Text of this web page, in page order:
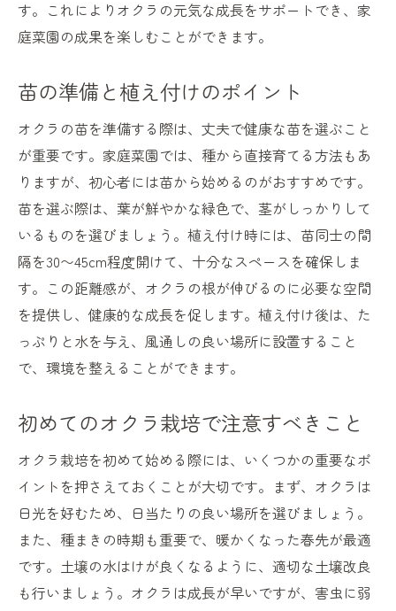
家庭菜園を通じた親子でのオクラ観察体験
オクラの成長観察がもたらす自然との触れ
オクラを家庭菜園で育てるときの注意点とコツ
オクラ栽培中に注意すべき病害虫
水やりと肥料の量を調整するコツ
日照時間と温度管理の重要性
オクラの剪定と支柱立てのタイミング
風通しを良くするための工夫
初めてでも安心！オクラ栽培のトラブル対
処法
自宅で育てたオクラを楽しむ家庭菜園ライフの
自宅栽培オクラの豊かな食卓での活用法
家庭菜園で育てたオクラを使ったヘルシー
レシピ
オクラ栽培を通じたコミュニティ作りの提
案
家庭菜園を通じたエコライフの実践
す。これによりオクラの元気な成長をサポートでき、家
庭菜園の成果を楽しむことができます。
苗の準備と植え付けのポイント
オクラの苗を準備する際は、丈夫で健康な苗を選ぶこと
が重要です。家庭菜園では、種から直接育てる方法もあ
りますが、初心者には苗から始めるのがおすすめです。
苗を選ぶ際は、葉が鮮やかな緑色で、茎がしっかりして
いるものを選びましょう。植え付け時には、苗同士の間
隔を30〜45cm程度開けて、十分なスペースを確保しま
す。この距離感が、オクラの根が伸びるのに必要な空間
を提供し、健康的な成長を促します。植え付け後は、た
っぷりと水を与え、風通しの良い場所に設置すること
で、環境を整えることができます。
初めてのオクラ栽培で注意すべきこと
オクラ栽培を初めて始める際には、いくつかの重要なポ
イントを押さえておくことが大切です。まず、オクラは
日光を好むため、日当たりの良い場所を選びましょう。
また、種まきの時期も重要で、暖かくなった春先が最適
です。土壌の水はけが良くなるように、適切な土壌改良
も行いましょう。オクラは成長が早いですが、害虫に弱